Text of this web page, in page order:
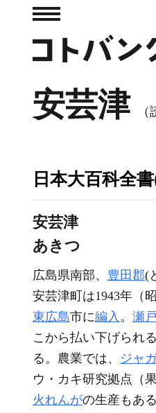
安芸津
日本大百科全
安芸津
あきつ
広島県南部、 豊田郡(
安芸津町は1943年（
東広島市に編入 。 瀬
こから払い下げられ
る。農業では、 ジャ
ウ・カキ研究拠点（
火れんがの生産もある